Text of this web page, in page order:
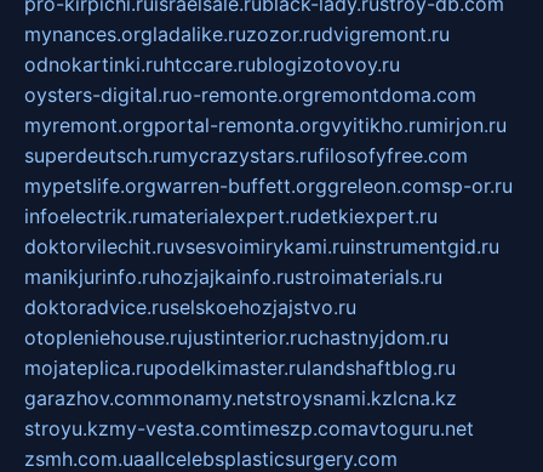
mynances.orgladalike.ruzozor.rudvigremont.ru
odnokartinki.ruhtccare.rublogizotovoy.ru
oysters-digital.ruo-remonte.orgremontdoma.com
myremont.orgportal-remonta.orgvyitikho.rumirjon.ru
superdeutsch.rumycrazystars.rufilosofyfree.com
mypetslife.orgwarren-buffett.orggreleon.comsp-or.ru
infoelectrik.rumaterialexpert.rudetkiexpert.ru
doktorvilechit.ruvsesvoimirykami.ruinstrumentgid.ru
manikjurinfo.ruhozjajkainfo.rustroimaterials.ru
doktoradvice.ruselskoehozjajstvo.ru
otopleniehouse.rujustinterior.ruchastnyjdom.ru
mojateplica.rupodelkimaster.rulandshaftblog.ru
garazhov.commonamy.netstroysnami.kzlcna.kz
stroyu.kzmy-vesta.comtimeszp.comavtoguru.net
zsmh.com.uaallcelebsplasticsurgery.com